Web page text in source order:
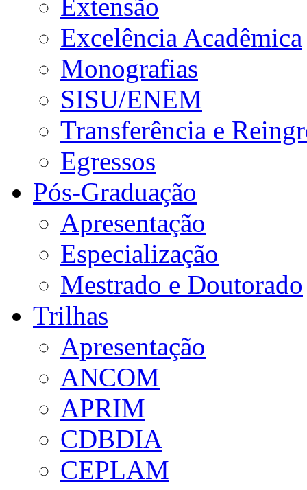
Extensão
Excelência Acadêmica
Monografias
SISU/ENEM
Transferência e
Egressos
Pós-Graduação
Apresentação
Especialização
Mestrado e Doutorado
Trilhas
Apresentação
ANCOM
APRIM
CDBDIA
CEPLAM